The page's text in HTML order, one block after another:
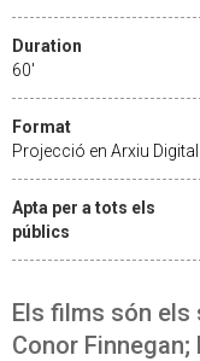
Duration
60'
Format
Projecció en Arxiu Digital
Apta per a tots els
públics
Els films són els
Conor